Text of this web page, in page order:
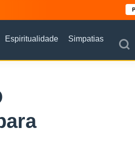
Espiritualidade Simpatias